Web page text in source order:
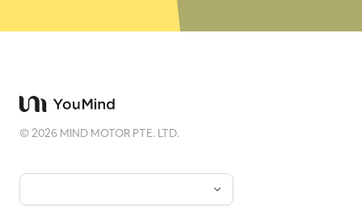
©2026 MIND MOTOR PTE. LTD.